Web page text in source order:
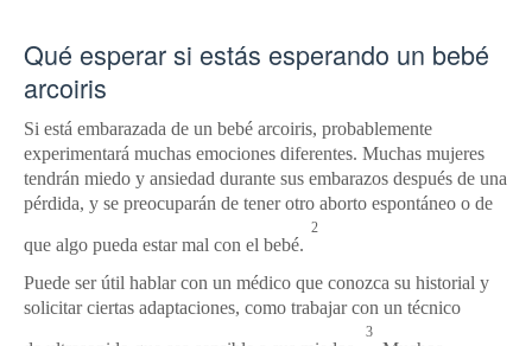
Qué esperar si estás esperando un bebé
arcoiris
Si está embarazada de un bebé arcoiris, probablemente
experimentará muchas emociones diferentes. Muchas mujeres
tendrán miedo y ansiedad durante sus embarazos después de una
pérdida, y se preocuparán de tener otro aborto espontáneo o de
que algo pueda estar mal con el bebé.
2
Puede ser útil hablar con un médico que conozca su historial y
solicitar ciertas adaptaciones, como trabajar con un técnico
3